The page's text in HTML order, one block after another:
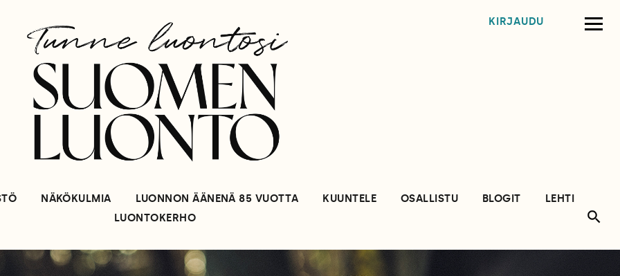
KIRJAUDU
NÄKÖKULMIA LUONNON ÄÄNENÄ 85 VUOTTA KUUNTELE OSALLISTU BLOGIT
LEHTI
LUONTOKERHO